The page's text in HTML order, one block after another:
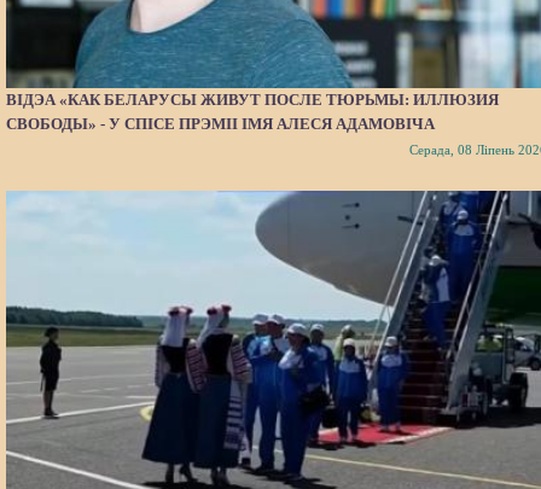
ВІДЭА «КАК БЕЛАРУСЫ ЖИВУТ ПОСЛЕ ТЮРЬМЫ: ИЛЛЮЗИЯ
СВОБОДЫ» - У СПІСЕ ПРЭМІІ ІМЯ АЛЕСЯ АДАМОВІЧА
Серада, 08 Ліпень